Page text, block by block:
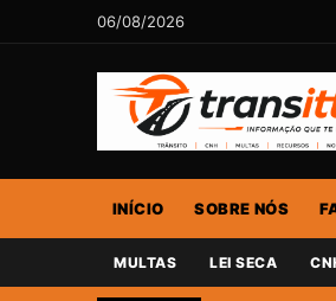
06/08/2026
INÍCIO SOBRE NÓS
MULTAS LEI SECA